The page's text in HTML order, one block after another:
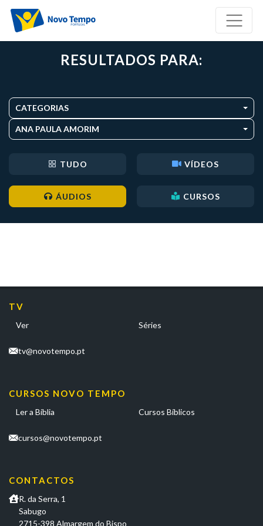
RESULTADOS PARA:
CATEGORIAS
ANA PAULA AMORIM
TUDO VÍDEOS
ÁUDIOS CURSOS
TV
Ver Séries
tv@novotempo.pt
CURSOS NOVO TEMPO
Ler a Bíblia Cursos Bíblicos
cursos@novotempo.pt
CONTACTOS
R. da Serra, 1
Sabugo
2715-398 Almargem do Bispo